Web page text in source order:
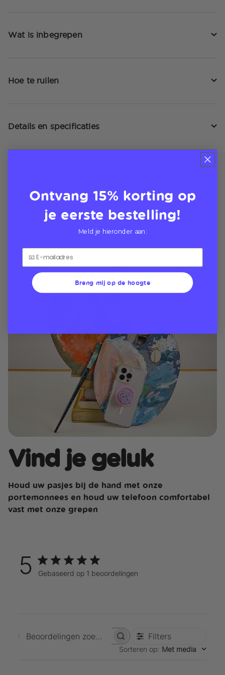
Wat is inbegrepen
Hoe te ruilen
Details en specificaties
Vind je geluk
Houd uw pasjes bij de hand met onze
portemonnees en houd uw telefoon comfortabel
vast met onze grepen
5 Gebaseerd op 1 beoordelingen
Beoordelingen zoekenFilters
Sorteren op: Met media
Ontvang 15% korting op
je eerste bestelling!
Meld je hieronder aan:
Breng mij op de hoogte